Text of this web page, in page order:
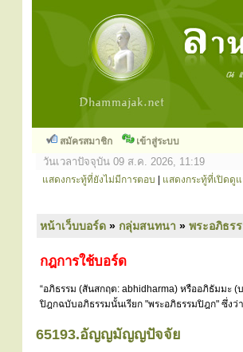
สมัครสมาชิก เข้าสู่ระบบ
วันเวลาปัจจุบัน 09 ส.ค. 2026, 11:19
แสดงกระทู้ที่ยังไม่มีการตอบ แสดงกระทู้ที่เปิดดู
หน้าเว็บบอร์ด » กลุ่มสนทนา » พระอภิธร
กฎการใช้บอร์ด
“อภิธรรม (สันสกฤต: abhidharma) หรืออภิธัมมะ
ปิฎกฉบับอภิธรรมนั้นเรียก "พระอภิธรรมปิฎก" ซึ่ง
65193.อัญญมัญญปัจจัย